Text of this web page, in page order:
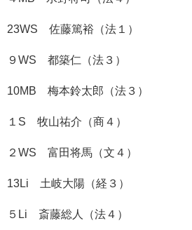
23WS 佐藤篤裕（法１）
９WS 都築仁（法３）
10MB 梅本鈴太郎（法３）
１S 牧山祐介（商４）
２WS 富田将馬（文４）
13Li 土岐大陽（経３）
５Li 斎藤総人（法４）